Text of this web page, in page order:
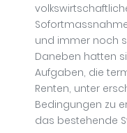
und immer noch
Daneben hatten
Aufgaben, die
Renten, unter
Bedingungen zu
das bestehende